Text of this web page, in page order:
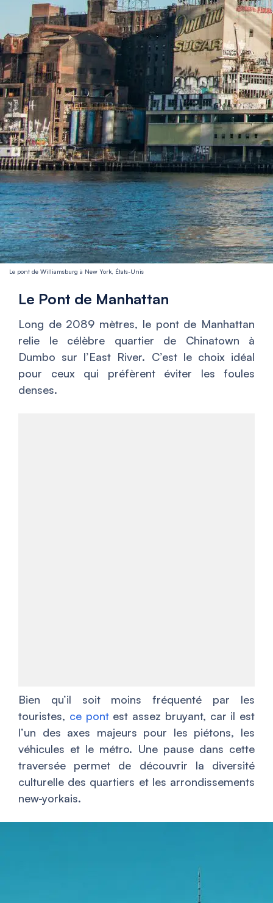
Le pont de Williamsburg à New York, États-Unis
Le Pont de Manhattan
Long de 2089 mètres, le pont de Manhattan
relie le célèbre quartier de Chinatown à
Dumbo sur l’East River. C’est le choix idéal
pour ceux qui préfèrent éviter les foules
denses.
Bien qu’il soit moins fréquenté par les
touristes, ce pontest assez bruyant, car il est
l’un des axes majeurs pour les piétons, les
véhicules et le métro. Une pause dans cette
traversée permet de découvrir la diversité
culturelle des quartiers et les arrondissements
new-yorkais.